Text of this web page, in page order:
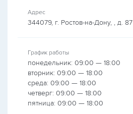
Адрес
344079, г. Ростов-на-Дону, , д. 87
График работы
понедельник: 09:00 — 18:00
вторник: 09:00 — 18:00
среда: 09:00 — 18:00
четверг: 09:00 — 18:00
пятница: 09:00 — 18:00